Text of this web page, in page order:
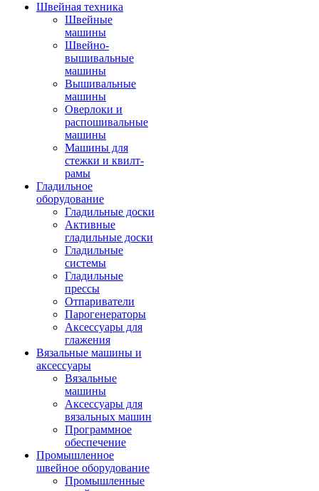
Швейная техника
Швейные
машины
Швейно-
вышивальные
машины
Вышивальные
машины
Оверлоки и
распошивальные
машины
Машины для
стежки и квилт-
рамы
Гладильное
оборудование
Гладильные доски
Активные
гладильные доски
Гладильные
системы
Гладильные
прессы
Отпариватели
Парогенераторы
Аксессуары для
глажения
Вязальные машины и
аксессуары
Вязальные
машины
Аксессуары для
вязальных машин
Программное
обеспечение
Промышленное
швейное оборудование
Промышленные